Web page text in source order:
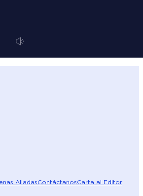
AliadasContáctanosCarta al Editor